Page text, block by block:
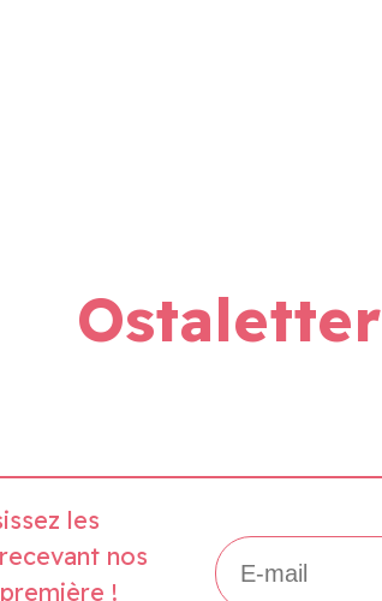
Ostaletter
les
nos
!